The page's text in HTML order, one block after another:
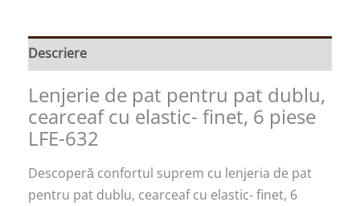
Descriere
Lenjerie de pat pentru pat dublu,
cearceaf cu elastic- finet, 6 piese
LFE-632
Descoperă confortul suprem cu lenjeria de pat
pentru pat dublu, cearceaf cu elastic- finet, 6